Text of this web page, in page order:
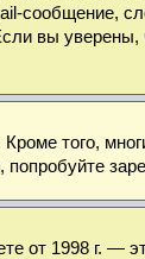
сообщение,
вы
того,
от 1998 г.